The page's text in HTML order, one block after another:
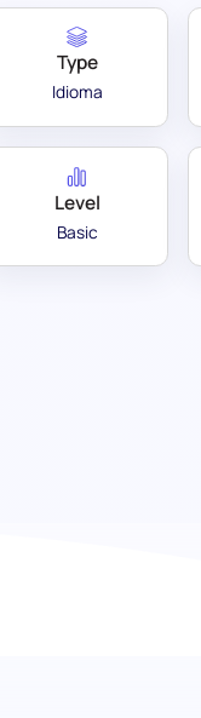
Type
Idioma
Level
Basic